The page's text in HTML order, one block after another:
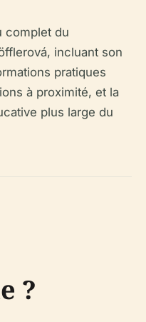
complet du
incluant son
pratiques
à proximité, et la
plus large du
?